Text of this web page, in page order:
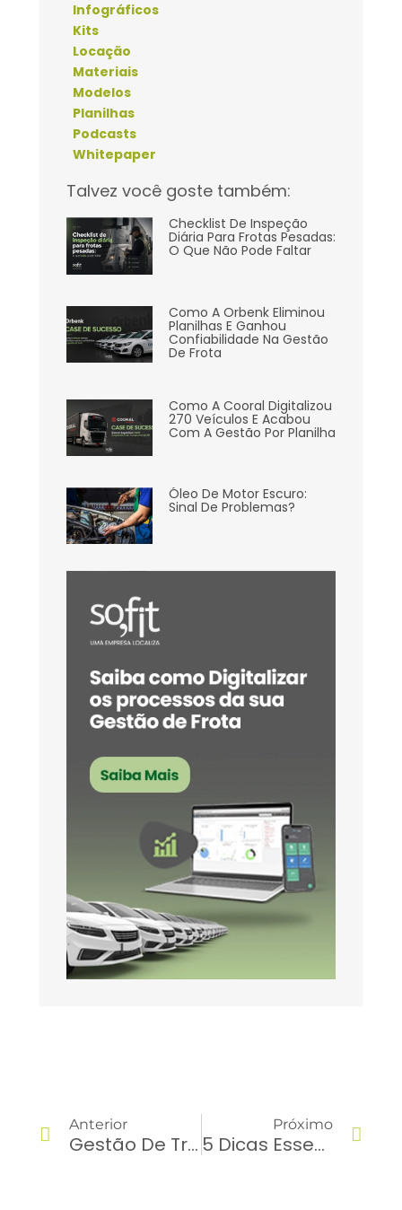
Infográficos
Kits
Locação
Materiais
Modelos
Planilhas
Podcasts
Whitepaper
Talvez você goste também:
Checklist De Inspeção
Diária Para Frotas Pesadas:
O Que Não Pode Faltar
Como A Orbenk Eliminou
Planilhas E Ganhou
Confiabilidade Na Gestão
De Frota
Como A Cooral Digitalizou
270 Veículos E Acabou
Com A Gestão Por Planilha
Óleo De Motor Escuro:
Sinal De Problemas?
Anterior
Gestão De Transporte De Cargas: O Que Eu Preciso Saber?
Próximo
5 Dicas Essenciais De Segurança No Trabalho